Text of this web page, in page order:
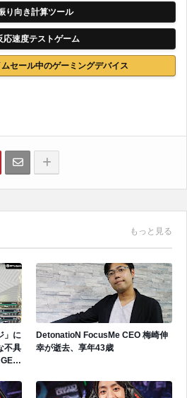
り向き計算ツール
応速度テストゲーム
セール中のゲーミングデバイス
もっと見る
」に
不具
で
DetonatioN FocusMe CEO 梅崎伸
幸が逝去、享年43歳